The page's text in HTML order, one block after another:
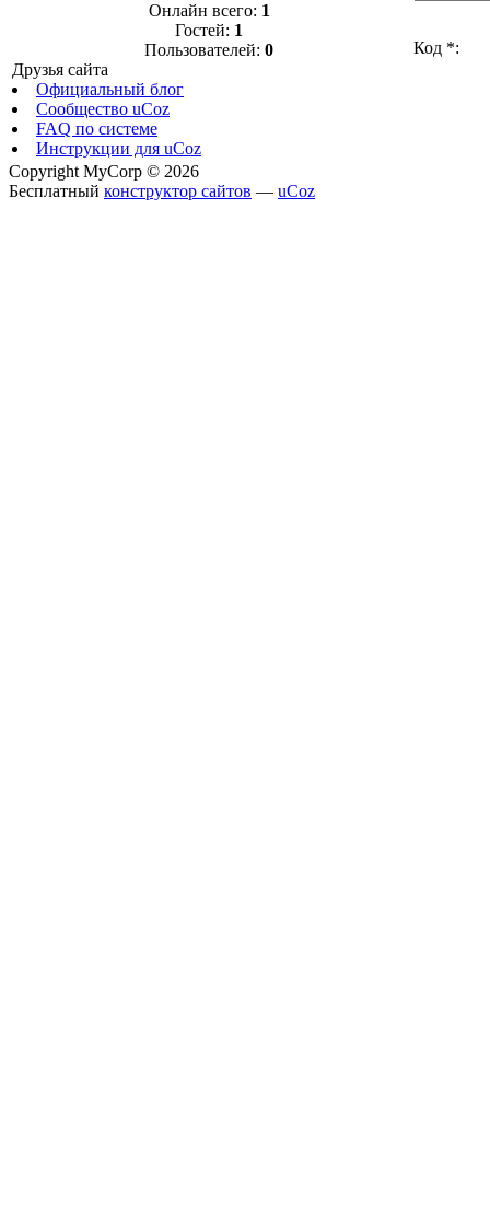
Онлайн всего: 1
Гостей: 1
Пользователей: 0
Друзья сайта
Официальный блог
Сообщество uCoz
FAQ по системе
Инструкции для uCoz
Код *:
Copyright MyCorp © 2026
Бесплатный конструктор сайтов — uCoz